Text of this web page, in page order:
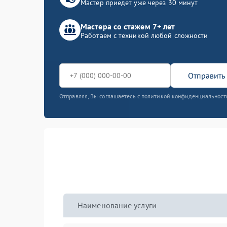
Мастер приедет уже через 30 минут
Мастера со стажем 7+ лет
Работаем с техникой любой сложности
Отправить
Отправляя, Вы соглашаетесь с политикой
Наименование услуги